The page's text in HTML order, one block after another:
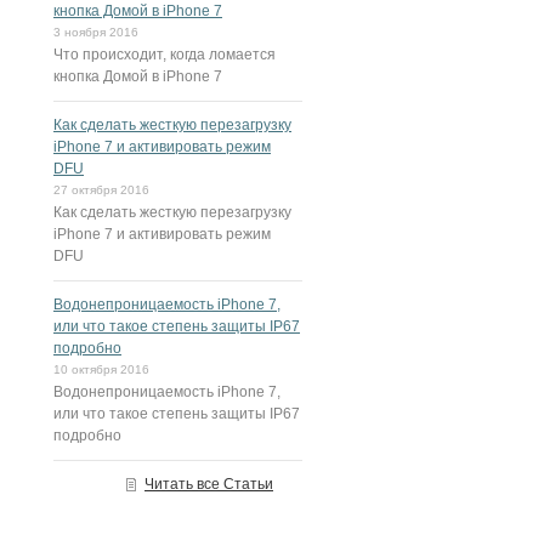
кнопка Домой в iPhone 7
3 ноября 2016
Что происходит, когда ломается
кнопка Домой в iPhone 7
Как сделать жесткую перезагрузку
iPhone 7 и активировать режим
DFU
27 октября 2016
Как сделать жесткую перезагрузку
iPhone 7 и активировать режим
DFU
Водонепроницаемость iPhone 7,
или что такое степень защиты IP67
подробно
10 октября 2016
Водонепроницаемость iPhone 7,
или что такое степень защиты IP67
подробно
Читать все Статьи